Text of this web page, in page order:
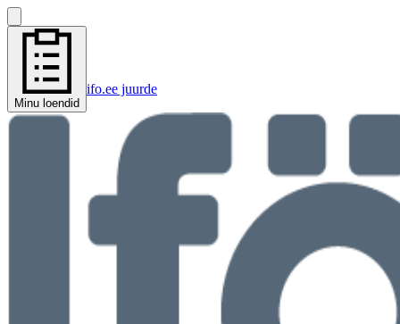
Minu loendid
ifo.ee juurde